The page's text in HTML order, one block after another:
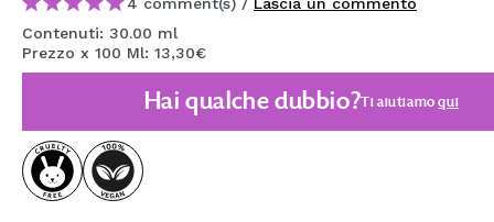
MAQUIFARMA
KOREA ZONE
TRAVEL SIZE
NATURE
4 comment(s) / Lascia un commento
Contenuti: 30.00 ml
Prezzo x 100 Ml: 13,30€
Hai qualche dubbio?Ti aiutiamoqui